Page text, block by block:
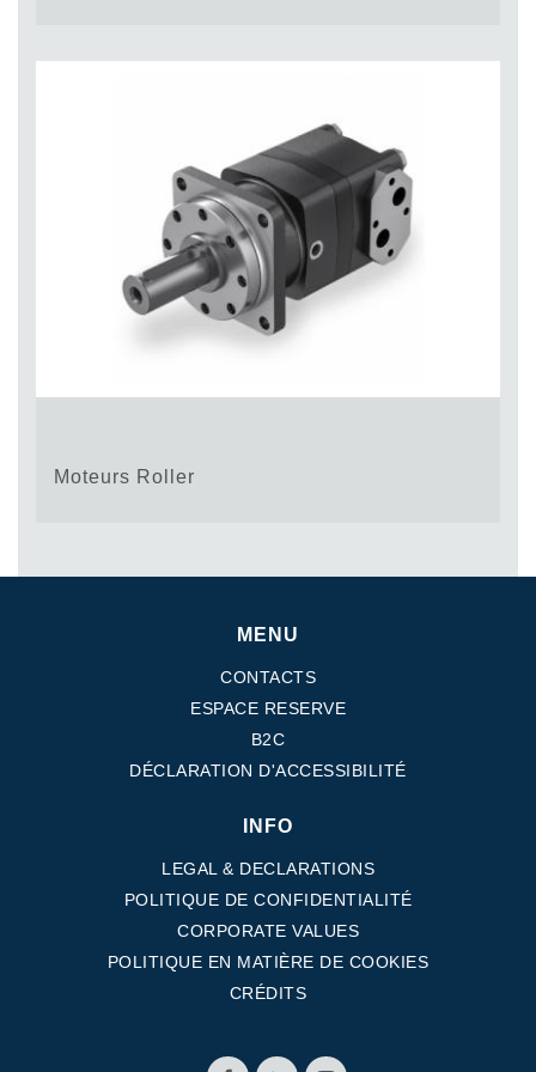
Moteurs Roller
MENU
CONTACTS
ESPACE RESERVE
B2C
DÉCLARATION D'ACCESSIBILITÉ
INFO
LEGAL & DECLARATIONS
POLITIQUE DE CONFIDENTIALITÉ
CORPORATE VALUES
POLITIQUE EN MATIÈRE DE COOKIES
CRÉDITS